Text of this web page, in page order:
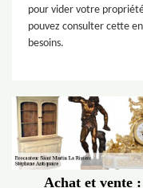
pour vider votre
pouvez consulter cette
besoins.
Achat et vente